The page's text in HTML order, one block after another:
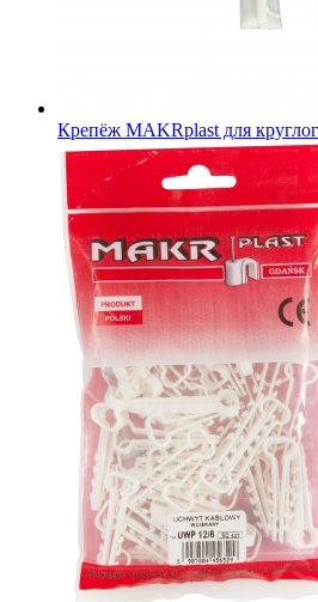
Крепёж MAKRplast для